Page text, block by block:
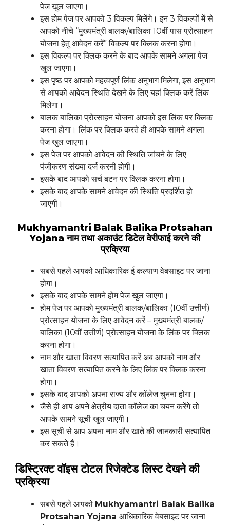
पेज खुल जाएगा।
इस होम पेज पर आपको 3 विकल्प मिलेंगे। इन 3 विकल्पों में से
आपको नीचे “मुख्यमंत्री बालक/बालिका 10वीं पास प्रोत्साहन
योजना हेतु आवेदन करें” विकल्प पर क्लिक करना होगा।
इस विकल्प पर क्लिक करने के बाद आपके सामने अगला पेज
खुल जाएगा।
इस पृष्ठ पर आपको महत्वपूर्ण लिंक अनुभाग मिलेगा, इस अनुभाग
से आपको आवेदन स्थिति देखने के लिए यहां क्लिक करें लिंक
मिलेगा।
बालक बालिका प्रोत्साहन योजना आपको इस लिंक पर क्लिक
करना होगा। लिंक पर क्लिक करते ही आपके सामने अगला
पेज खुल जाएगा।
इस पेज पर आपको आवेदन की स्थिति जांचने के लिए
पंजीकरण संख्या दर्ज करनी होगी।
इसके बाद आपको सर्च बटन पर क्लिक करना होगा।
इसके बाद आपके सामने आवेदन की स्थिति प्रदर्शित हो
जाएगी।
Mukhyamantri Balak Balika Protsahan
Yojanaनाम तथा अकाउंट डिटेल वेरीफाई करने की
प्रक्रिया
सबसे पहले आपको आधिकारिक ई कल्याण वेबसाइट पर जाना
होगा।
इसके बाद आपके सामने होम पेज खुल जाएगा।
होम पेज पर आपको मुख्यमंत्री बालक/बालिका (10वीं उत्तीर्ण)
प्रोत्साहन योजना के लिए आवेदन करें – मुख्यमंत्री बालक/
बालिका (10वीं उत्तीर्ण) प्रोत्साहन योजना के लिंक पर क्लिक
करना होगा।
नाम और खाता विवरण सत्यापित करें अब आपको नाम और
खाता विवरण सत्यापित करने के लिए लिंक पर क्लिक करना
होगा।
इसके बाद आपको अपना राज्य और कॉलेज चुनना होगा।
जैसे ही आप अपने क्षेत्रीय दाता कॉलेज का चयन करेंगे तो
आपके सामने सूची खुल जाएगी।
इस सूची से आप अपना नाम और खाते की जानकारी सत्यापित
कर सकते हैं।
डिस्ट्रिक्ट वॉइस टोटल रिजेक्टेड लिस्ट देखने की
प्रक्रिया
सबसे पहले आपको Mukhyamantri Balak Balika
Protsahan Yojana आधिकारिक वेबसाइट पर जाना